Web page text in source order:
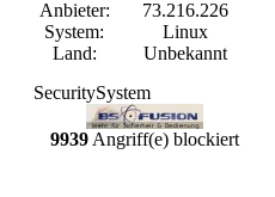
Anbieter:
73.216.226
System:
Linux
Land:
Unbekannt
SecuritySystem
9939 Angriff(e) blockiert